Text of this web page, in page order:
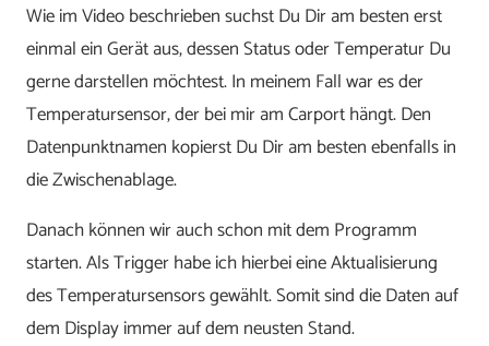
Wie im Video beschrieben suchst Du Dir am besten erst
einmal ein Gerät aus, dessen Status oder Temperatur Du
gerne darstellen möchtest. In meinem Fall war es der
Temperatursensor, der bei mir am Carport hängt. Den
Datenpunktnamen kopierst Du Dir am besten ebenfalls in
die Zwischenablage.
Danach können wir auch schon mit dem Programm
starten. Als Trigger habe ich hierbei eine Aktualisierung
des Temperatursensors gewählt. Somit sind die Daten auf
dem Display immer auf dem neusten Stand.